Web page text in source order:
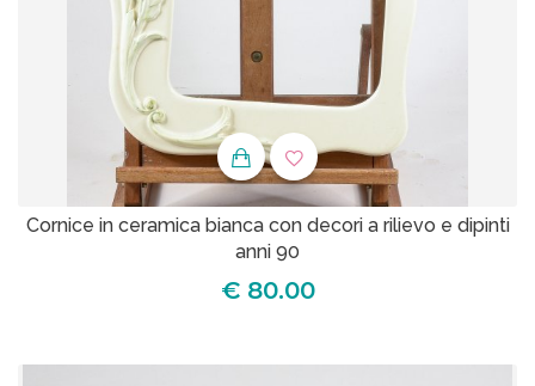
Cornice in ceramica bianca con decori a rilievo e dipinti
anni 90
€ 80.00